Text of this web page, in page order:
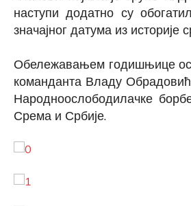
наступи додатно су
значајног датума из историје
Обележавањем годишњице
команданта Владу
Народноослободилачке
Срема и Србије.